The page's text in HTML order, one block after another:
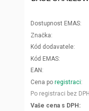
Dostupnost EMAS
Značka
Kód dodavatele
Kód EMAS
EAN
Cena po registraci
Po registraci bez DPH
Vaše cena s DPH